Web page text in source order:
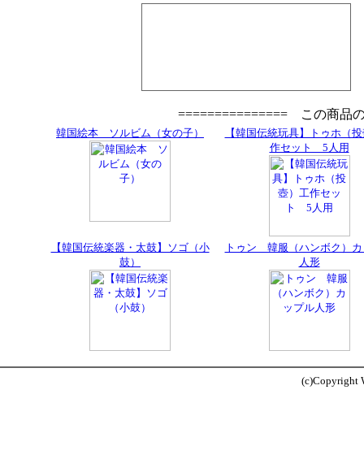
=============== この商品
韓国絵本 ソルビム（女の子）
【韓国伝統玩具】トゥホ（
作セット 5人用
【韓国伝統楽器・太鼓】ソゴ（小
鼓）
トゥン 韓服（ハンボク）カ
人形
(c)Copyright